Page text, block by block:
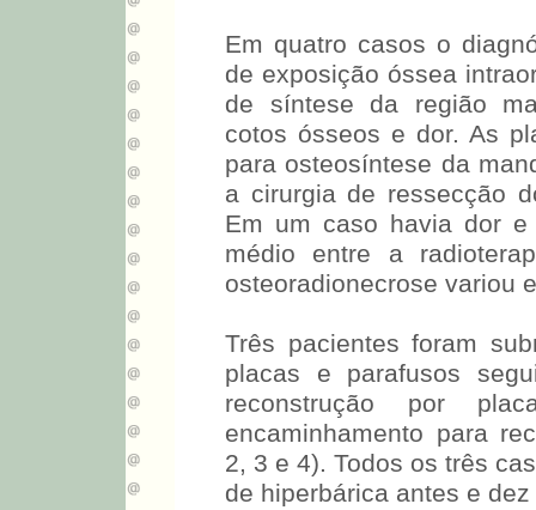
Em quatro casos o
de exposição óssea
de síntese da região
cotos ósseos e dor. As
para osteosíntese da
a cirurgia de ressecção
Em um caso havia dor e
médio entre a
osteoradionecrose variou
Três pacientes foram
placas e parafusos
reconstrução por
encaminhamento para
2, 3 e 4). Todos os três
de hiperbárica antes e